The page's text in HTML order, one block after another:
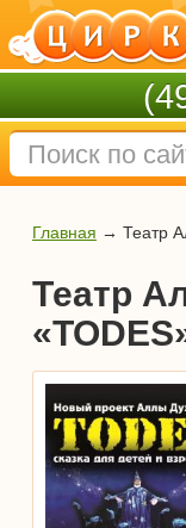
Главная → Театр
Театр